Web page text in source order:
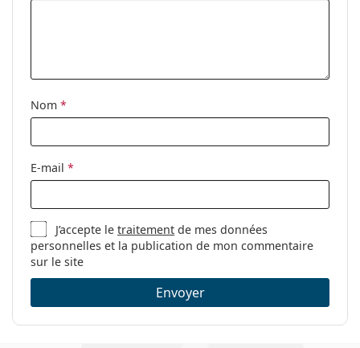
Nom *
E-mail *
J’accepte letraitement de mes données
personnelles et la publication de mon commentaire
sur le site
Envoyer